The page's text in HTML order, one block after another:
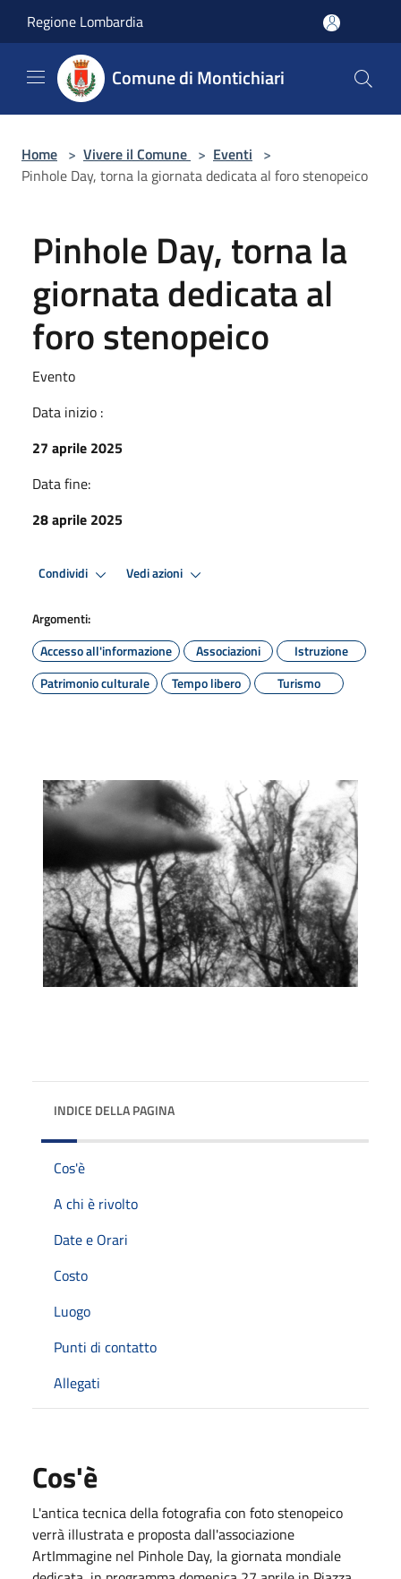
Regione Lombardia
Comune di Montichiari
Home > Vivere il Comune > Eventi >
Pinhole Day, torna la giornata dedicata al foro stenopeico
Pinhole Day, torna la
giornata dedicata al
foro stenopeico
Evento
Data inizio :
27 aprile 2025
Data fine:
28 aprile 2025
Condividi Vedi azioni
Argomenti:
Accesso all'informazione
Associazioni
Istruzione
Patrimonio culturale
Tempo libero Turismo
INDICE DELLA PAGINA
Cos'è
A chi è rivolto
Date e Orari
Costo
Luogo
Punti di contatto
Allegati
Cos'è
L'antica tecnica della fotografia con foto stenopeico
verrà illustrata e proposta dall'associazione
ArtImmagine nel Pinhole Day, la giornata mondiale